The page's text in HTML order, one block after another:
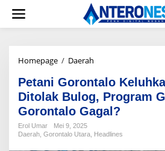
w
Homepage / Daerah
t
a
n
i
o
Petani Gorontalo
Ditolak Bulog, Program
Gorontalo Gagal?
Erol Umar
Mei 9, 2025
Daerah Gorontalo Utara Headlines